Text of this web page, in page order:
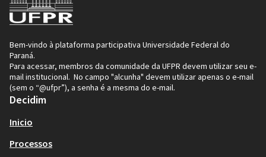
Bem-vindo à plataforma participativa Universidade Federal do
Paraná.
Para acessar, membros da comunidade da UFPR devem utilizar seu e-
mail institucional. No campo "alcunha" devem utilizar apenas o e-mail
(sem o “@ufpr”), a senha é a mesma do e-mail.
Decidim
Inicio
Processos